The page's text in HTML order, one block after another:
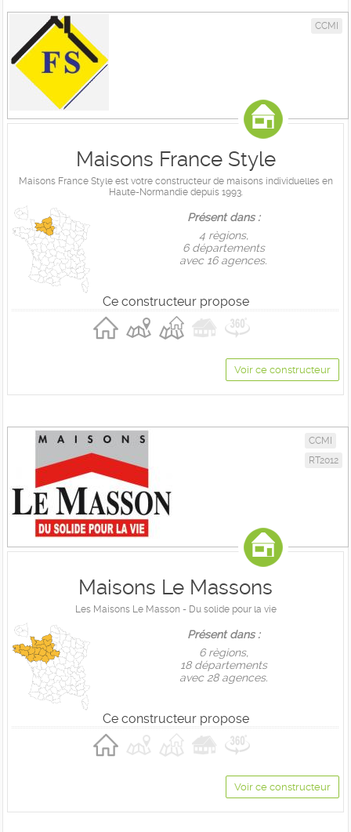
CCMI
Maisons France Style
Maisons France Style est votre constructeur de maisons individuelles en
Haute-Normandie depuis 1993.
Présent dans :
4 règions,
6 départements
avec 16 agences.
Ce constructeur propose
Voir ce constructeur
CCMI
RT2012
Maisons Le Massons
Les Maisons Le Masson - Du solide pour la vie
Présent dans :
6 règions,
18 départements
avec 28 agences.
Ce constructeur propose
Voir ce constructeur